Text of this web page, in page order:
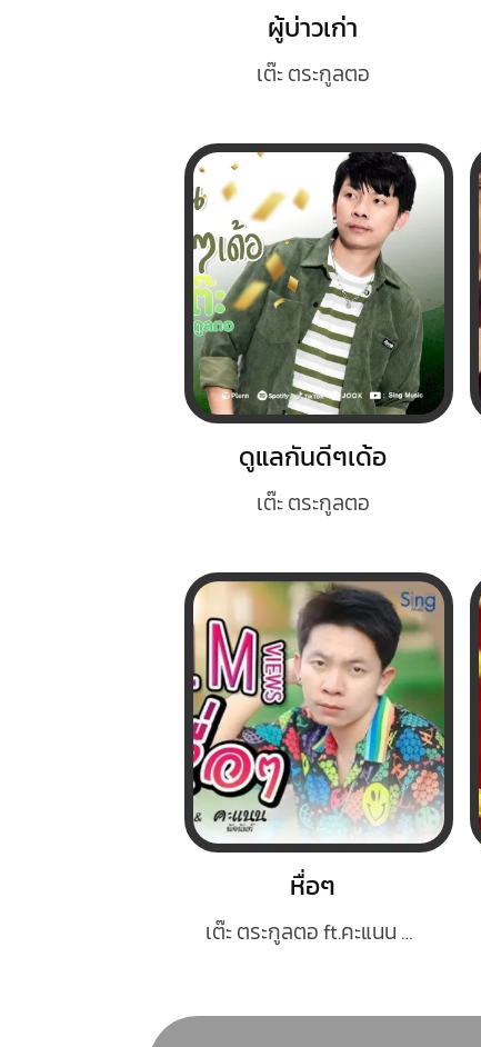
ผู้บ่าวเก่า
เต๊ะ ตระกูลตอ
ดูแลกันดีๆเด้อ
เต๊ะ ตระกูลตอ
หื่อๆ
เต๊ะ ตระกูลตอ ft.คะแนน นัจนันท์